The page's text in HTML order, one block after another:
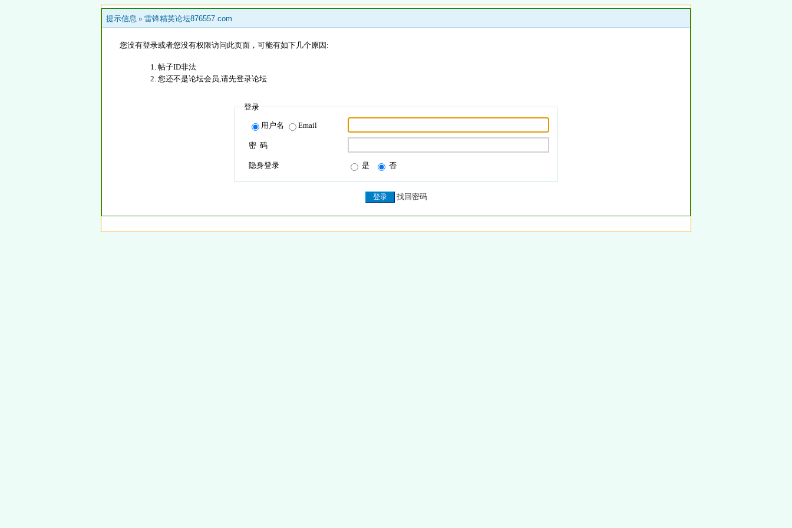
提示信息 » 雷锋精英论坛876557.com
您没有登录或者您没有权限访问此页面，可能有如下几个原因:
帖子ID非法
您还不是论坛会员,请先登录论坛
登录
用户名 Email
密 码
隐身登录 是 否
找回密码